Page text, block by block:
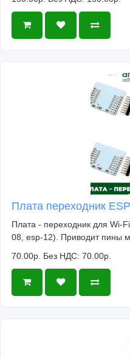
Плата переходник
Плата - переходник для Wi-
08, esp-12). Приводит пины
70.00р. Без НДС: 70.00р.